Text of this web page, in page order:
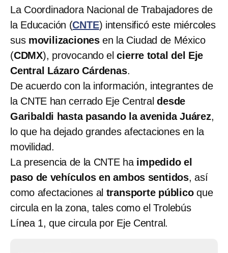
La Coordinadora Nacional de Trabajadores de
la Educación (CNTE) intensificó este miércoles
sus movilizaciones en la Ciudad de México
(CDMX), provocando elcierre total del Eje
Central Lázaro Cárdenas.
De acuerdo con la información, integrantes de
la CNTE han cerrado Eje Centraldesde
Garibaldi hasta pasando la avenida Juárez,
lo que ha dejado grandes afectaciones en la
movilidad.
La presencia de la CNTE ha impedido el
paso de vehículos en ambos sentidos, así
como afectaciones al transporte públicoque
circula en la zona, tales como el Trolebús
Línea 1, que circula por Eje Central.